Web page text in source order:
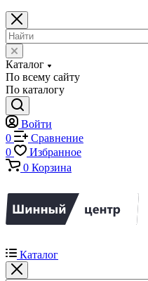
Каталог
По всему сайту
По каталогу
Войти
0
Сравнение
0
Избранное
0 Корзина
Каталог